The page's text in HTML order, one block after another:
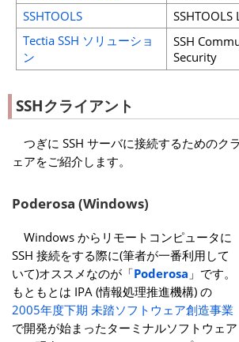
SSHTOOLS
Tectia SSH ソリューショ
ン
SSH
Security
SSHクライアント
つぎに SSH サーバに接続するためのク
ェアをご紹介します。
Poderosa (Windows)
Windows からリモートコンピュータに
SSH 接続をする際に(筆者が一番利用して
いて)オススメなのが「Poderosa 」です。
もともとは IPA (情報処理推進機構) の
2005年度下期 未踏ソフトウェア創造事業
で開発が始まったターミナルソフトウェア